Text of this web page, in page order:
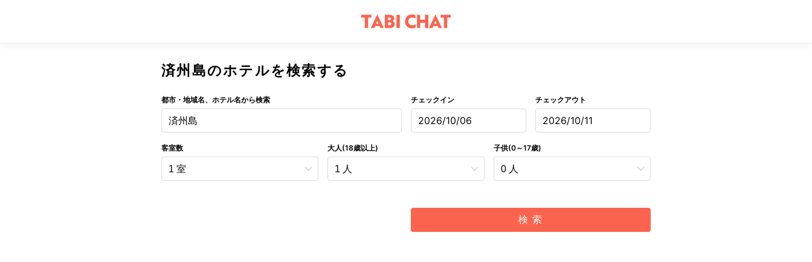
済州島のホテルを検索する
都市・地域名、ホテル名から検索
済州島
チェックイン
2026/10/06
チェックアウト
2026/10/11
客室数 大人(18歳以上) 子供(0～17歳)
検 索